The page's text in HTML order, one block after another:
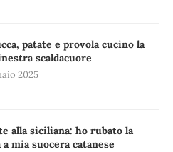
patate e provola cucino la
scaldacuore
2025
alla siciliana: ho rubato la
mia suocera catanese